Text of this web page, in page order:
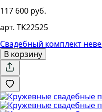
117 600 руб.
арт. TK22525
Свадебный комплект
В корзину